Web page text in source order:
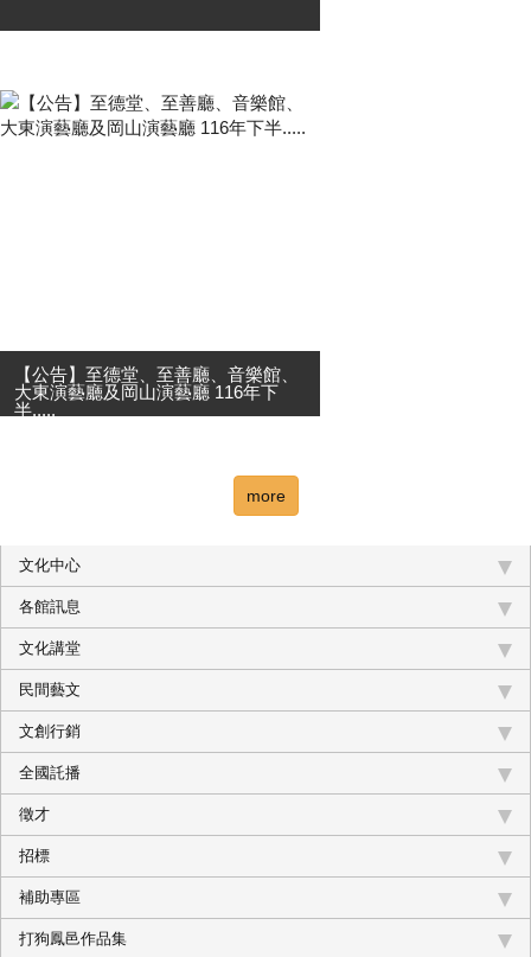
旅行 循著城市的足跡，聆聽文化的流
動；在記憶與遠方之間，展開一場屬
於聲音的旅行。 【高雄市國樂團新任
【公告】至德堂、至善廳、音樂館、
大東演藝廳及岡山演藝廳 116年下
半.....
表演藝術花園網站，線上受理各演藝
團隊申請116年7月至12月 至德堂、
more
文化中心
各館訊息
文化講堂
民間藝文
文創行銷
全國託播
徵才
招標
補助專區
打狗鳳邑作品集